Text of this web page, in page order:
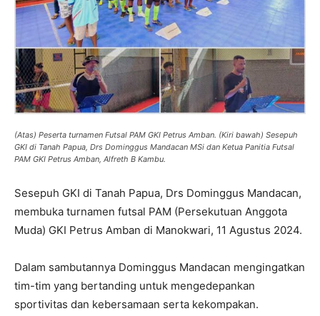
(Atas) Peserta turnamen Futsal PAM GKI Petrus Amban. (Kiri bawah) Sesepuh
GKI di Tanah Papua, Drs Dominggus Mandacan MSi dan Ketua Panitia Futsal
PAM GKI Petrus Amban, Alfreth B Kambu.
Sesepuh GKI di Tanah Papua, Drs Dominggus Mandacan,
membuka turnamen futsal PAM (Persekutuan Anggota
Muda) GKI Petrus Amban di Manokwari, 11 Agustus 2024.
Dalam sambutannya Dominggus Mandacan mengingatkan
tim-tim yang bertanding untuk mengedepankan
sportivitas dan kebersamaan serta kekompakan.